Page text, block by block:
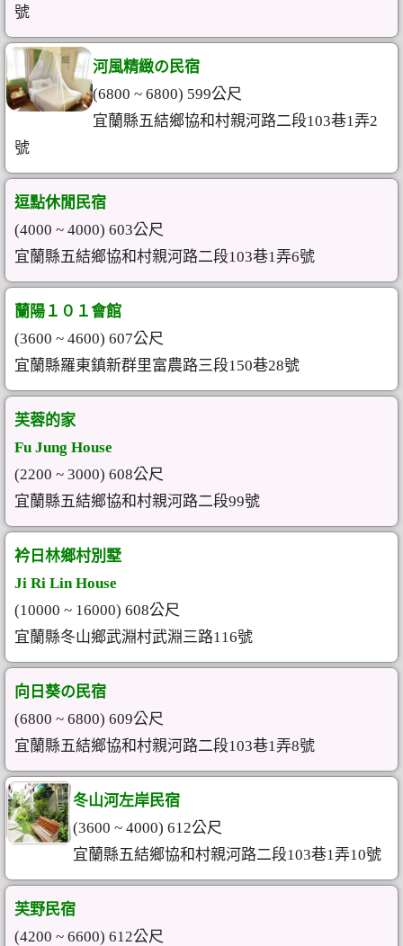
號
河風精緻の民宿
(6800 ~ 6800) 599公尺
宜蘭縣五結鄉協和村親河路二段103巷1弄2
號
逗點休閒民宿
(4000 ~ 4000) 603公尺
宜蘭縣五結鄉協和村親河路二段103巷1弄6號
蘭陽１０１會館
(3600 ~ 4600) 607公尺
宜蘭縣羅東鎮新群里富農路三段150巷28號
芙蓉的家
Fu Jung House
(2200 ~ 3000) 608公尺
宜蘭縣五結鄉協和村親河路二段99號
衿日林鄉村別墅
Ji Ri Lin House
(10000 ~ 16000) 608公尺
宜蘭縣冬山鄉武淵村武淵三路116號
向日葵の民宿
(6800 ~ 6800) 609公尺
宜蘭縣五結鄉協和村親河路二段103巷1弄8號
冬山河左岸民宿
(3600 ~ 4000) 612公尺
宜蘭縣五結鄉協和村親河路二段103巷1弄10號
芙野民宿
(4200 ~ 6600) 612公尺